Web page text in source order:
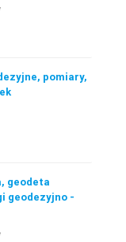
pomiary,
geodeta
geodezyjno -